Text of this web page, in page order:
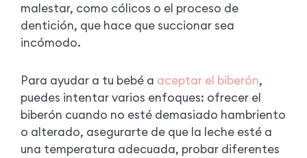
malestar, como cólicos o el proceso de
dentición, que hace que succionar sea
incómodo.
Para ayudar a tu bebé a aceptar el biberón,
puedes intentar varios enfoques: ofrecer el
biberón cuando no esté demasiado hambriento
o alterado, asegurarte de que la leche esté a
una temperatura adecuada, probar diferentes